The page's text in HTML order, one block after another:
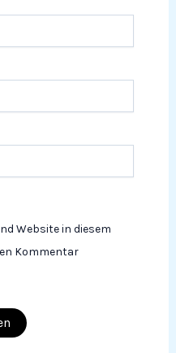
Website in diesem
Kommentar